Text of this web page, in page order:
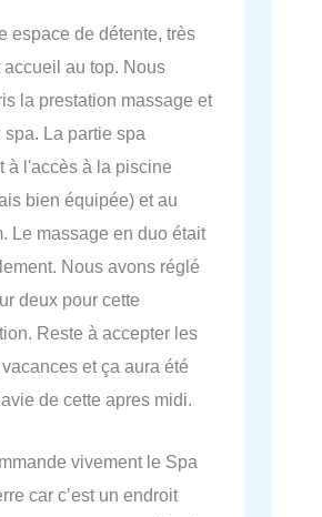
espace de détente, très
accueil au top. Nous
la prestation massage et
spa. La partie spa
à l'accès à la piscine
bien équipée) et au
Le massage en duo était
Nous avons réglé
deux pour cette
Reste à accepter les
et ça aura été
de cette apres midi.
vivement le Spa
car c’est un endroit